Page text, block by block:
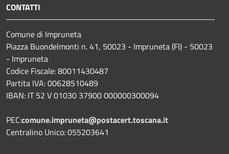
CONTATTI
Comune di Impruneta
Piazza Buondelmonti n. 41, 50023 - Impruneta (FI) - 50023
- Impruneta
Codice Fiscale: 80011430487
Partita IVA: 00628510489
IBAN: IT 52 V 01030 37900 000000300094
PEC:comune.impruneta@postacert.toscana.it
Centralino Unico: 055203641